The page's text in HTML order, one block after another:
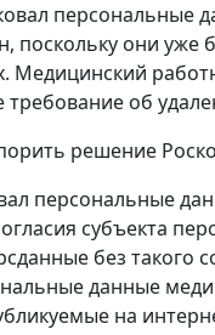
персональные
поскольку они
Медицинский
об
решение
персональные
субъекта
без такого
данные
на